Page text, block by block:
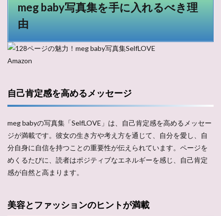
meg baby写真集を手に入れるべき理
由
Amazon
自己肯定感を高めるメッセージ
meg babyの写真集「SelfLOVE」は、自己肯定感を高めるメッセー
ジが満載です。彼女の生き方や考え方を通じて、自分を愛し、自
分自身に自信を持つことの重要性が伝えられています。ページを
めくるたびに、読者はポジティブなエネルギーを感じ、自己肯定
感が自然と高まります。
美容とファッションのヒントが満載